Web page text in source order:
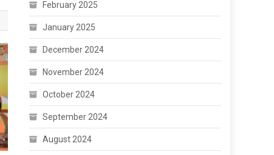
February 2025
January 2025
December 2024
November 2024
October 2024
September 2024
August 2024